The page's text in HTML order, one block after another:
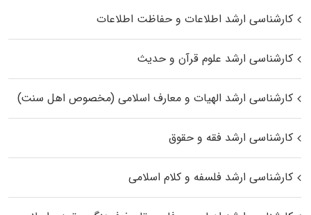
کارشناسی ارشد اطلاعات و حفاظت اطلاعات
کارشناسی ارشد علوم قرآن و حدیث
کارشناسی ارشد الهیات و معارف اسلامی (مخصوص اهل سنت)
کارشناسی ارشد فقه و حقوق
کارشناسی ارشد فلسفه و کلام اسلامی